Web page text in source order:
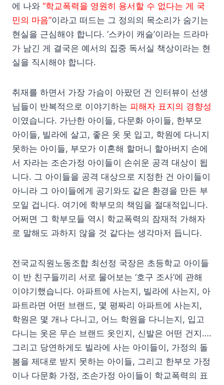
에 나와 “학교폭력을 영원히 용서할 수 없다는 게 국
민의 마음”이라고 떠드는 그 정의의 목소리가 숨기는
현실을 근심해야 합니다. ‘스카이 캐슬’이라는 드라마
가 남긴 게 결국은 예서의 집중 독서실 책상이라는 현
실을 직시해야 합니다.
취재를 하면서 가장 가슴이 아팠던 건 인터뷰이 선생
님들이 반복적으로 이야기하는 피해자 표지의 경향성
이였습니다. 가난한 아이들, 다문화 아이들, 한부모
아이들, 빌라에 살고, 좋은 옷 못 입고, 학원에 다니지
못하는 아이들, 부모가 이혼해 할머니 할아버지 손에
서 자라는 조손가정 아이들이 손쉬운 공격 대상이 됩
니다. 그 아이들을 공격 대상으로 지정한 건 아이들이
아니라 그 아이들에게 공기와도 같은 환경을 만든 부
모일 겁니다. 여기에 학부모의 책임을 절대적입니다.
어쩌면 그 학부모들 역시 학교폭력의 잠재적 가해자
로 말해도 과하지 않을 것 같다는 생각마저 듭니다.
전국교직원노동조합 최선정 국장은 초등학교 아이들
이 반 친구들끼리 서로 물어보는 ‘호구 조사’에 관해
이야기했습니다. 아파트에 사는지, 빌라에 사는지, 아
파트라면 어떤 브랜드, 몇 평짜리 아파트에 사는지,
학원은 몇 개나 다니고, 어느 학원을 다니는지, 입고
다니는 옷은 무슨 브랜드 옷인지, 신발은 어떤 건지….
그리고 당연하게도 빌라에 사는 아이들이, 가정의 돌
봄을 제대로 받지 못하는 아이들, 그리고 한부모 가정
이나 다문화 가정, 조손가정 아이들이 학교폭력의 표